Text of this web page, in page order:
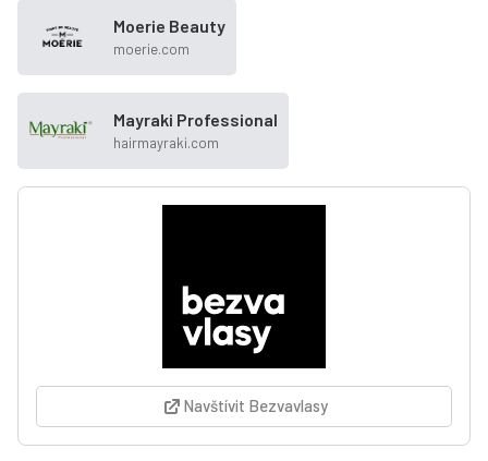
Moerie Beauty
moerie.com
Mayraki Professional
hairmayraki.com
Navštívit Bezvavlasy